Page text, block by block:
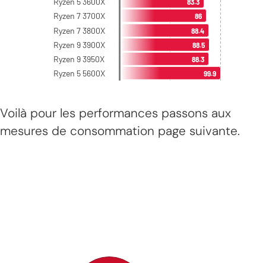
Voilà pour les performances passons aux
mesures de consommation page suivante.